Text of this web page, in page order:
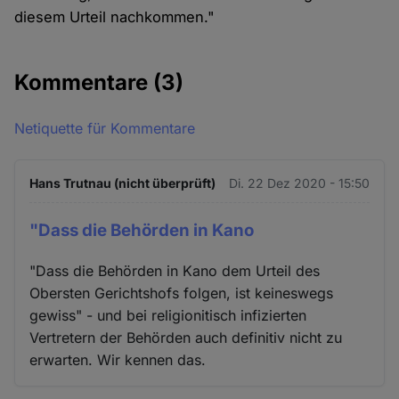
diesem Urteil nachkommen."
Kommentare (3)
Netiquette für Kommentare
Hans Trutnau (nicht überprüft) Di. 22 Dez 2020 - 15:50
"Dass die Behörden in Kano
"Dass die Behörden in Kano dem Urteil des
Obersten Gerichtshofs folgen, ist keineswegs
gewiss" - und bei religionitisch infizierten
Vertretern der Behörden auch definitiv nicht zu
erwarten. Wir kennen das.